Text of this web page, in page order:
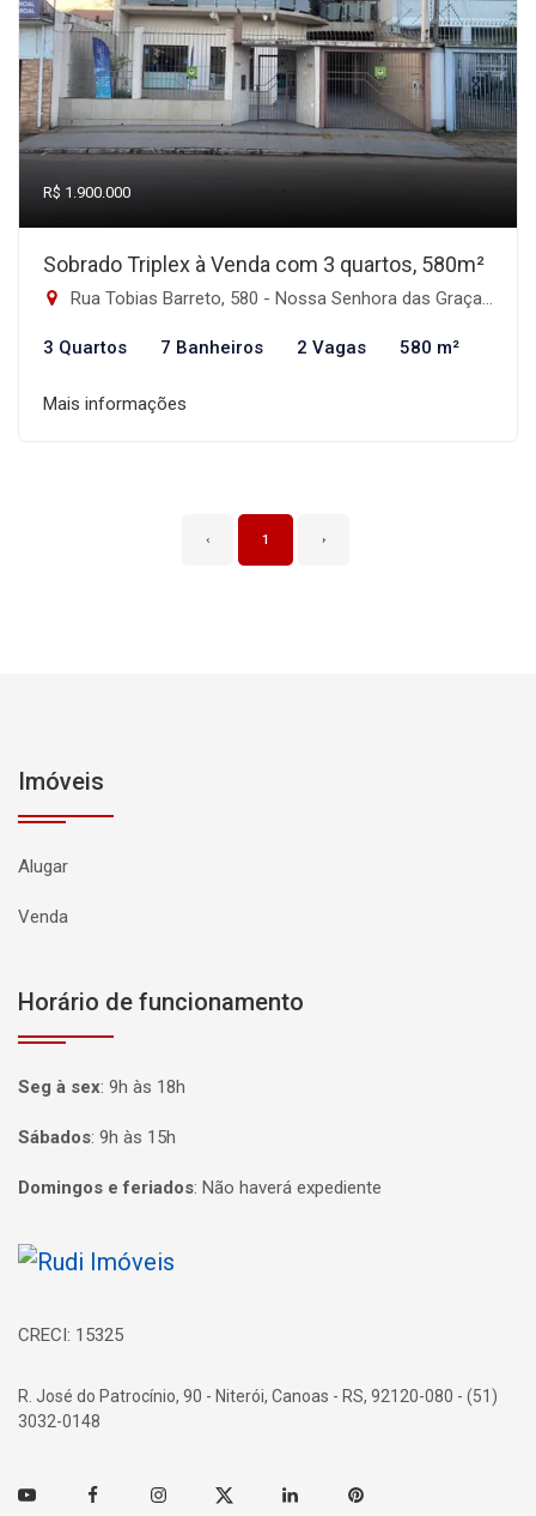
R$ 1.900.000
Sobrado Triplex à Venda com 3 quartos, 580m²
Rua Tobias Barreto, 580 - Nossa Senhora das Graças, Canoas-RS
3 Quartos 7 Banheiros 2 Vagas 580 m²
Mais informações
‹ 1 ›
Imóveis
Alugar
Venda
Horário de funcionamento
Seg à sex: 9h às 18h
Sábados: 9h às 15h
Domingos e feriados: Não haverá expediente
Página inicial
CRECI: 15325
R. José do Patrocínio, 90 - Niterói, Canoas - RS, 92120-080 - (51)
3032-0148
Youtube FacebookInstagramTwitter Linkedin Pinterest